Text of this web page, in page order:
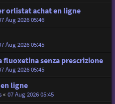
orlistat achat en ligne
Aug 2026 05:46
Aug 2026 05:45
senza prescrizione
Aug 2026 05:45
ligne
« 07 Aug 2026 05:45